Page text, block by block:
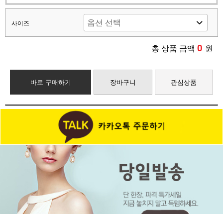
사이즈
총 상품 금액 0 원
바로 구매하기 장바구니 관심상품